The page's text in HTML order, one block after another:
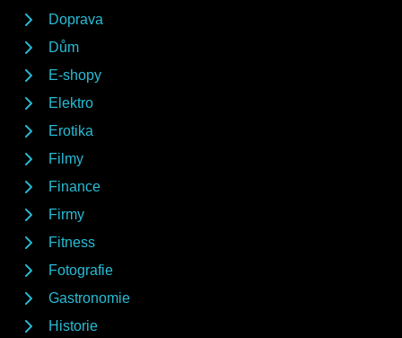
Doprava
Dům
E-shopy
Elektro
Erotika
Filmy
Finance
Firmy
Fitness
Fotografie
Gastronomie
Historie